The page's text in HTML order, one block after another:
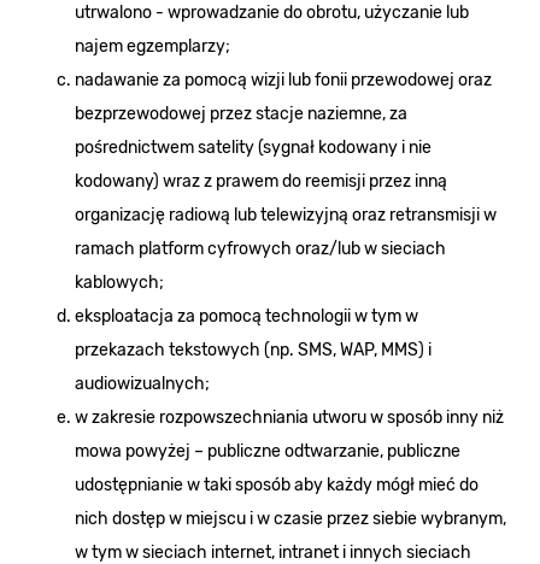
utrwalono - wprowadzanie do obrotu, użyczanie lub
najem egzemplarzy;
nadawanie za pomocą wizji lub fonii przewodowej oraz
bezprzewodowej przez stacje naziemne, za
pośrednictwem satelity (sygnał kodowany i nie
kodowany) wraz z prawem do reemisji przez inną
organizację radiową lub telewizyjną oraz retransmisji w
ramach platform cyfrowych oraz/lub w sieciach
kablowych;
eksploatacja za pomocą technologii w tym w
przekazach tekstowych (np. SMS, WAP, MMS) i
audiowizualnych;
w zakresie rozpowszechniania utworu w sposób inny niż
mowa powyżej – publiczne odtwarzanie, publiczne
udostępnianie w taki sposób aby każdy mógł mieć do
nich dostęp w miejscu i w czasie przez siebie wybranym,
w tym w sieciach internet, intranet i innych sieciach